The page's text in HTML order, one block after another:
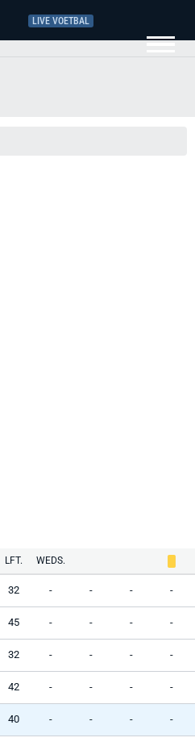
LIVE VOETBAL
LFT. WEDS.
32 - - - -
45 - - - -
32 - - - -
42 - - - -
40 - - - -